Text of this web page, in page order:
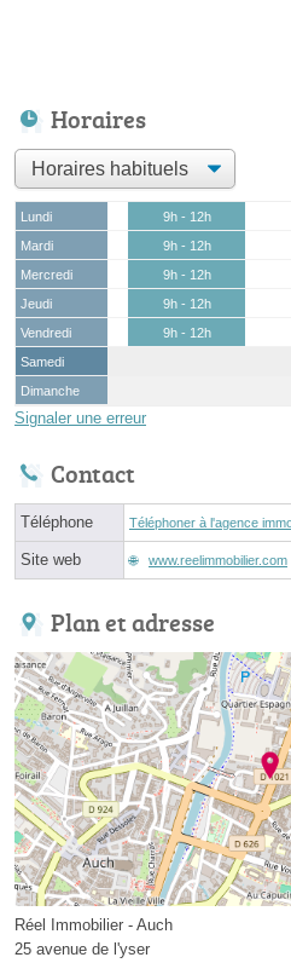
Horaires
Lundi 9h - 12h
Mardi
9h - 12h
Mercredi
9h - 12h
Jeudi
9h - 12h
Vendredi
9h - 12h
Samedi
Dimanche
Signaler une erreur
Contact
Téléphone Téléphoner à l'agence
Site web www.reelimmobilier.com
Plan et adresse
Réel Immobilier - Auch
25 avenue de l'yser